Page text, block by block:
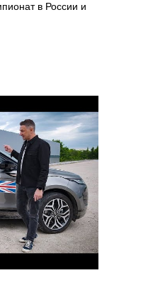
в России и